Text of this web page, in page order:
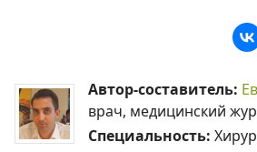
Автор-составитель:
врач, медицинский
Специальность: